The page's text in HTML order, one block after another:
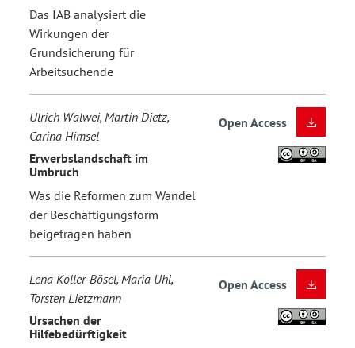
Das IAB analysiert die
Wirkungen der
Grundsicherung für
Arbeitsuchende
Ulrich Walwei, Martin Dietz,
Carina Himsel
Erwerbslandschaft im
Umbruch
Was die Reformen zum Wandel
der Beschäftigungsform
beigetragen haben
Open Access
Lena Koller-Bösel, Maria Uhl,
Torsten Lietzmann
Ursachen der
Hilfebedürftigkeit
Open Access